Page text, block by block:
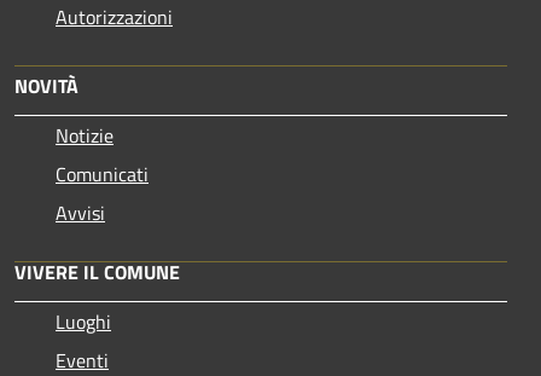
Autorizzazioni
NOVITÀ
Notizie
Comunicati
Avvisi
VIVERE IL COMUNE
Luoghi
Eventi